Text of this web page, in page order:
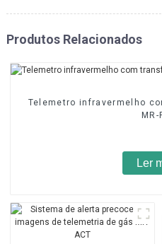
Produtos Relacionados
Telemetro infravermelho
MR-
Ler